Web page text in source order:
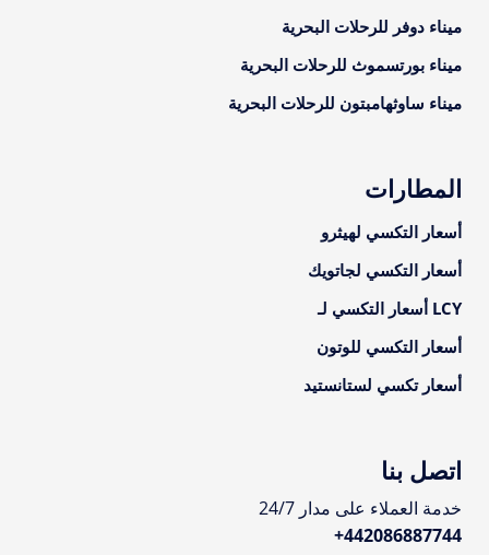
ميناء دوفر للرحلات البحرية
ميناء بورتسموث للرحلات البحرية
ميناء ساوثهامبتون للرحلات البحرية
المطارات
أسعار التكسي لهيثرو
أسعار التكسي لجاتويك
LCY أسعار التكسي لـ
أسعار التكسي للوتون
أسعار تكسي لستانستيد
اتصل بنا
خدمة العملاء على مدار 24/7
+442086887744